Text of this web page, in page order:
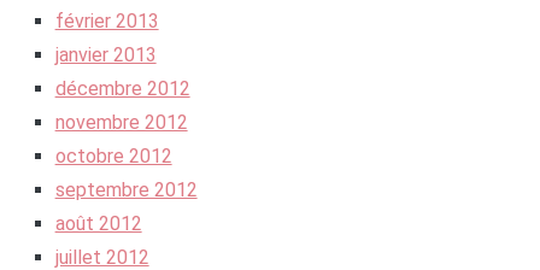
février 2013
janvier 2013
décembre 2012
novembre 2012
octobre 2012
septembre 2012
août 2012
juillet 2012